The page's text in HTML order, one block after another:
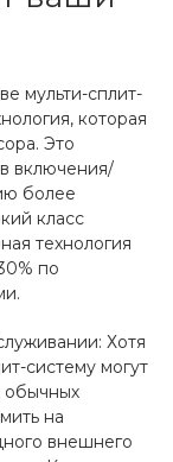
мульти-сплит-
которая
Это
включения/
более
класс
технология
по
Хотя
систему могут
обычных
на
внешнего